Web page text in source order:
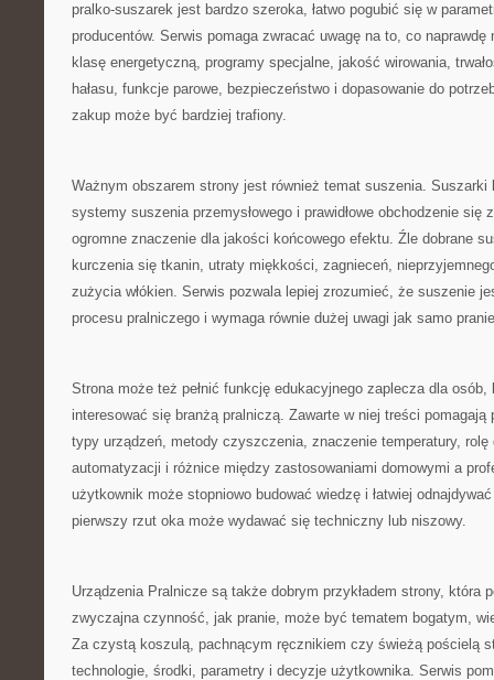
pralko-suszarek jest bardzo szeroka, łatwo pogubić się w
producentów. Serwis pomaga zwracać uwagę na to, co
klasę energetyczną, programy specjalne, jakość wirowania,
hałasu, funkcje parowe, bezpieczeństwo i dopasowanie do
zakup może być bardziej trafiony.
Ważnym obszarem strony jest również temat suszenia. Suszarki
systemy suszenia przemysłowego i prawidłowe obchodzenie
ogromne znaczenie dla jakości końcowego efektu. Źle dobrane
kurczenia się tkanin, utraty miękkości, zagnieceń,
zużycia włókien. Serwis pozwala lepiej zrozumieć, że suszenie
procesu pralniczego i wymaga równie dużej uwagi jak samo
Strona może też pełnić funkcję edukacyjnego zaplecza dla
interesować się branżą pralniczą. Zawarte w niej treści pomagają
typy urządzeń, metody czyszczenia, znaczenie temperatury, rolę
automatyzacji i różnice między zastosowaniami domowymi a
użytkownik może stopniowo budować wiedzę i łatwiej
pierwszy rzut oka może wydawać się techniczny lub niszowy.
Urządzenia Pralnicze są także dobrym przykładem strony, która
zwyczajna czynność, jak pranie, może być tematem bogatym,
Za czystą koszulą, pachnącym ręcznikiem czy świeżą pościelą
technologie, środki, parametry i decyzje użytkownika. Serwis